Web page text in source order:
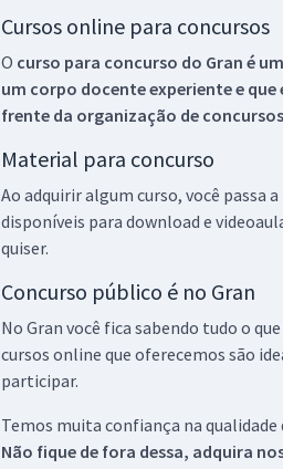
Cursos online para concursos
O curso para concurso do Gran é
um corpo docente experiente e
frente da organização de
Material para concurso
Ao adquirir algum curso, você passa
disponíveis para download e
quiser.
Concurso público é no Gran
No Gran você fica sabendo tudo o
cursos online que oferecemos são
participar.
Temos muita confiança na
Não fique de fora dessa, adquira